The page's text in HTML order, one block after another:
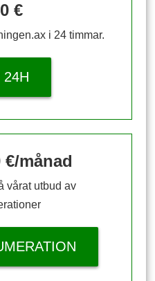
€
i 24 timmar.
24H
€/månad
vårat utbud av